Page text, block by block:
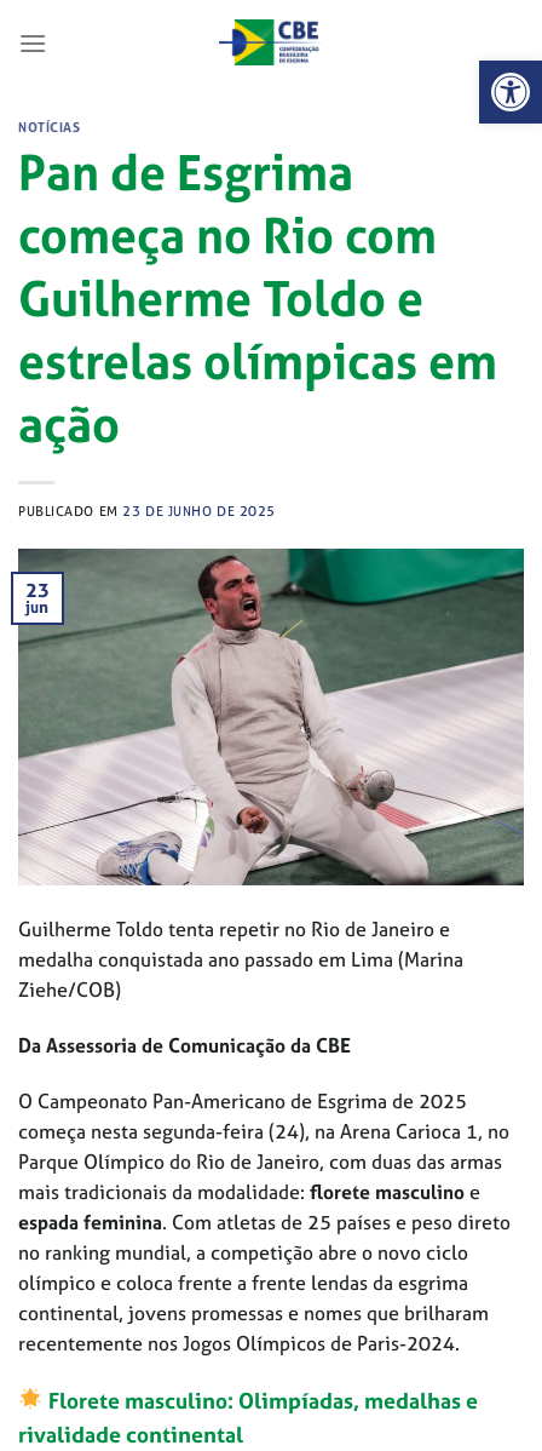
Abrir
NOTÍCIAS
Pan de Esgrima
começa no Rio com
Guilherme Toldo e
estrelas olímpicas em
ação
PUBLICADO EM 23 DE JUNHO DE 2025
23
jun
Guilherme Toldo tenta repetir no Rio de Janeiro e
medalha conquistada ano passado em Lima (Marina
Ziehe/COB)
Da Assessoria de Comunicação da CBE
O Campeonato Pan-Americano de Esgrima de 2025
começa nesta segunda-feira (24), na Arena Carioca 1, no
Parque Olímpico do Rio de Janeiro, com duas das armas
mais tradicionais da modalidade: florete masculinoe
espada feminina. Com atletas de 25 países e peso direto
no ranking mundial, a competição abre o novo ciclo
olímpico e coloca frente a frente lendas da esgrima
continental, jovens promessas e nomes que brilharam
recentemente nos Jogos Olímpicos de Paris-2024.
Florete masculino: Olimpíadas, medalhas e
rivalidade continental